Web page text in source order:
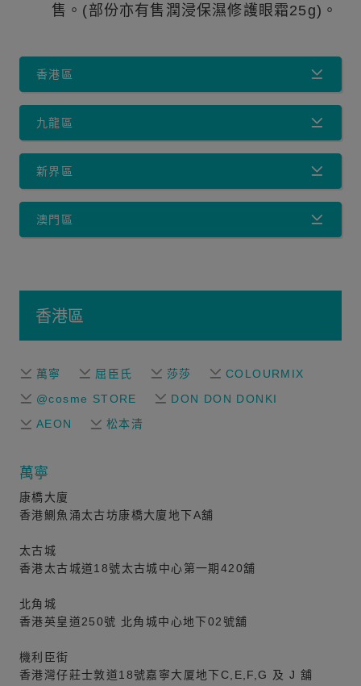
售。(部份亦有售潤浸保濕修護眼霜25g)。
香港區
九龍區
新界區
澳門區
香港區
萬寧 屈臣氏 莎莎
COLOURMIX
@cosme STORE
DON DON DONKI
AEON
松本清
萬寧
康橋大廈
香港鰂魚涌太古坊康橋大廈地下A舖
太古城
香港太古城道18號太古城中心第一期420舖
北角城
香港英皇道250號 北角城中心地下02號舖
機利臣街
香港灣仔莊士敦道18號嘉寧大厦地下C,E,F,G 及 J 舖